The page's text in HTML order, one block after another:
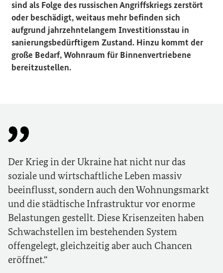
sind als Folge des russischen Angriffskriegs zerstört
oder beschädigt, weitaus mehr befinden sich
aufgrund jahrzehntelangem Investitionsstau in
sanierungsbedürftigem Zustand. Hinzu kommt der
große Bedarf, Wohnraum für Binnenvertriebene
bereitzustellen.
Der Krieg in der Ukraine hat nicht nur das
soziale und wirtschaftliche Leben massiv
beeinflusst, sondern auch den Wohnungsmarkt
und die städtische Infrastruktur vor enorme
Belastungen gestellt. Diese Krisenzeiten haben
Schwachstellen im bestehenden System
offengelegt, gleichzeitig aber auch Chancen
eröffnet.